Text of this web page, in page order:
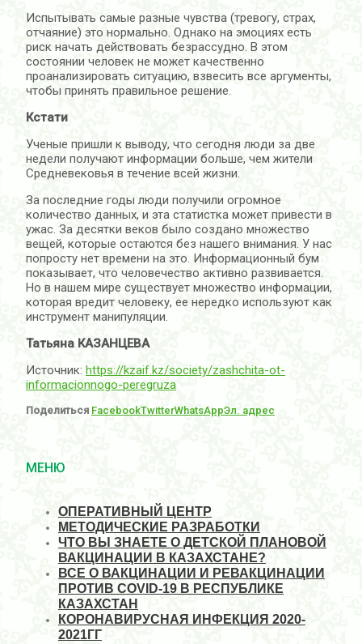
Испытывать самые разные чувства (тревогу, страх,
отчаяние) это нормально. Однако на эмоциях есть
риск начать действовать безрассудно. В этом
состоянии человек не может качественно
проанализировать ситуацию, взвесить все аргументы,
чтобы принять правильное решение.
Кстати
Ученые пришли к выводу, что сегодня люди за две
недели получают информации больше, чем жители
Средневековья в течение всей жизни.
За последние годы люди получили огромное
количество данных, и эта статистка может привести в
ужас. За десятки веков было создано множество
вещей, которые остаются без нашего внимания. У нас
попросту нет времени на это. Информационный бум
показывает, что человечество активно развивается.
Но в нашем мире существует множество информации,
которая вредит человеку, ее нередко используют как
инструмент манипуляции.
Татьяна КАЗАНЦЕВА
Источник: https://kzaif.kz/society/zashchita-ot-
informacionnogo-peregruza
Поделиться FacebookTwitterWhatsAppЭл. адрес
МЕНЮ
ОПЕРАТИВНЫЙ ЦЕНТР
МЕТОДИЧЕСКИЕ РАЗРАБОТКИ
ЧТО ВЫ ЗНАЕТЕ О ДЕТСКОЙ ПЛАНОВОЙ
ВАКЦИНАЦИИ В КАЗАХСТАНЕ?
ВСЕ О ВАКЦИНАЦИИ И РЕВАКЦИНАЦИИ
ПРОТИВ COVID-19 В РЕСПУБЛИКЕ
КАЗАХСТАН
КОРОНАВИРУСНАЯ ИНФЕКЦИЯ 2020-
2021ГГ